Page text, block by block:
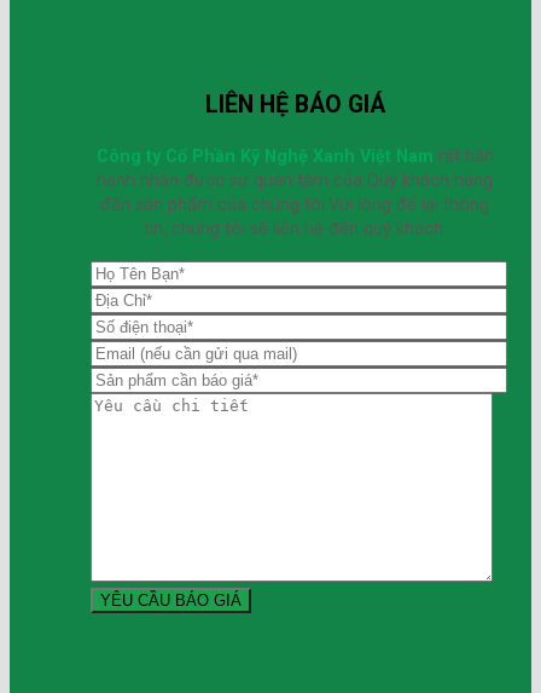
LIÊN HỆ BÁO GIÁ
Công ty Cổ Phần Kỹ Nghệ Xanh Việt Nam rất hân
hạnh nhận được sự quan tâm của Quý khách hàng
đến sản phẩm của chúng tôi.Vui lòng để lại thông
tin, chúng tôi sẽ liên hệ đến quý khách.